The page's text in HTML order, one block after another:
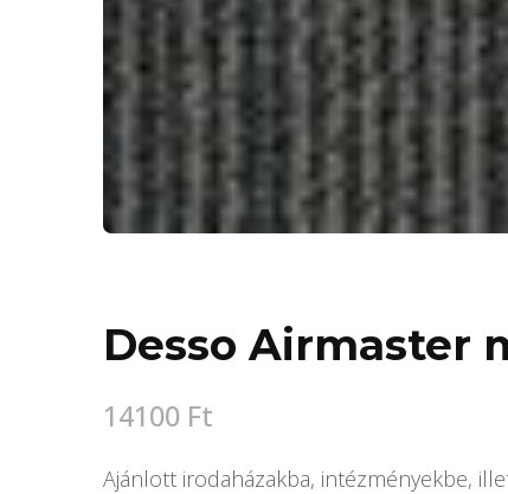
Desso Airmaster
14100 Ft
Ajánlott irodaházakba, intézményekbe,